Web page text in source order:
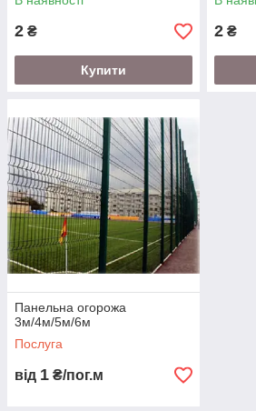
2 ₴
Купити
2 ₴
Панельна огорожа
3м/4м/5м/6м
Послуга
від 1 ₴/пог.м